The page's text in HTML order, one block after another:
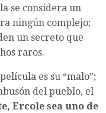
se considera un
ningún complejo;
un secreto que
raros.
es su “malo”;
del pueblo, el
Ercole sea uno de